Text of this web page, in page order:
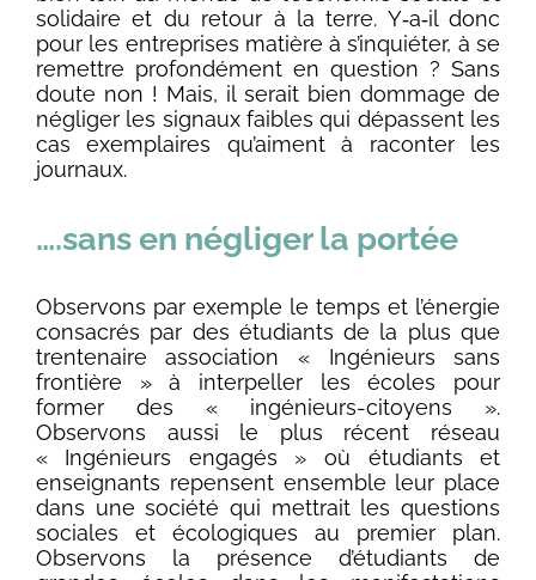
solidaire et du retour à la terre. Y‑a‑il donc
pour les entreprises matière à s’inquiéter, à se
remettre profondément en question ? Sans
doute non ! Mais, il serait bien dommage de
négliger les signaux faibles qui dépassent les
cas exemplaires qu’aiment à raconter les
journaux.
….sans en négliger la portée
Observons par exemple le temps et l’énergie
consacrés par des étudiants de la plus que
trentenaire association « Ingénieurs sans
frontière » à interpeller les écoles pour
former des « ingénieurs-citoyens ».
Observons aussi le plus récent réseau
« Ingénieurs engagés » où étudiants et
enseignants repensent ensemble leur place
dans une société qui mettrait les questions
sociales et écologiques au premier plan.
Observons la présence d’étudiants de